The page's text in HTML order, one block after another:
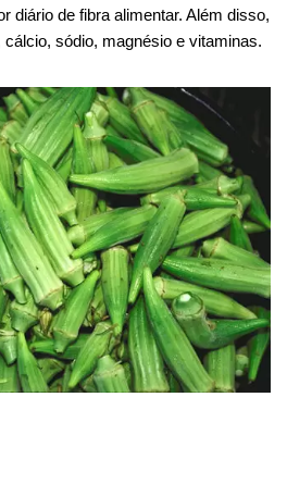
diário de fibra alimentar. Além disso,
sódio, magnésio e vitaminas.